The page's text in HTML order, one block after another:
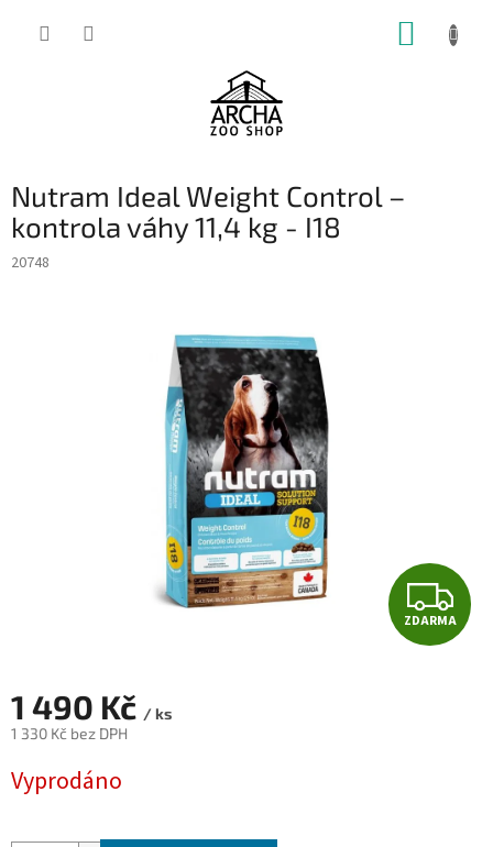
Nutram Ideal Weight Control –
kontrola váhy 11,4 kg - I18
20748
Z
D
ZDARMA
1 490 Kč / ks
1 330 Kč bez DPH
cena:
Vyprodáno